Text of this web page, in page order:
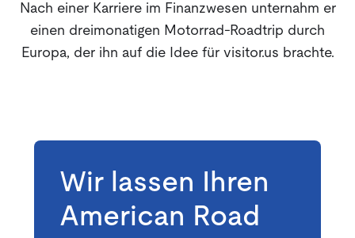
Nach einer Karriere im Finanzwesen unternahm er
einen dreimonatigen Motorrad-Roadtrip durch
Europa, der ihn auf die Idee für visitor.us brachte.
Wir lassen Ihren
American Road